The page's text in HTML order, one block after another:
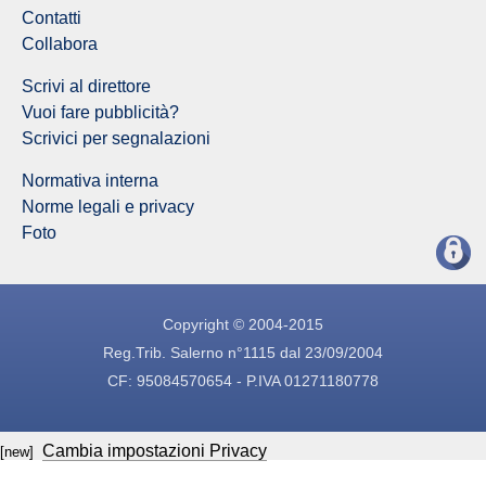
Contatti
Collabora
Scrivi al direttore
Vuoi fare pubblicità?
Scrivici per segnalazioni
Normativa interna
Norme legali e privacy
Foto
Copyright © 2004-2015
Reg.Trib. Salerno n°1115 dal 23/09/2004
CF: 95084570654 - P.IVA 01271180778
[new] Cambia impostazioni Privacy